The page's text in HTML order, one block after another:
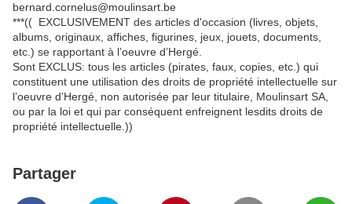
bernard.cornelus@moulinsart.be
***(( EXCLUSIVEMENT des articles d'occasion (livres, objets,
albums, originaux, affiches, figurines, jeux, jouets, documents,
etc.) se rapportant à l’oeuvre d’Hergé.
Sont EXCLUS: tous les articles (pirates, faux, copies, etc.) qui
constituent une utilisation des droits de propriété intellectuelle sur
l’oeuvre d’Hergé, non autorisée par leur titulaire, Moulinsart SA,
ou par la loi et qui par conséquent enfreignent lesdits droits de
propriété intellectuelle.))
Partager